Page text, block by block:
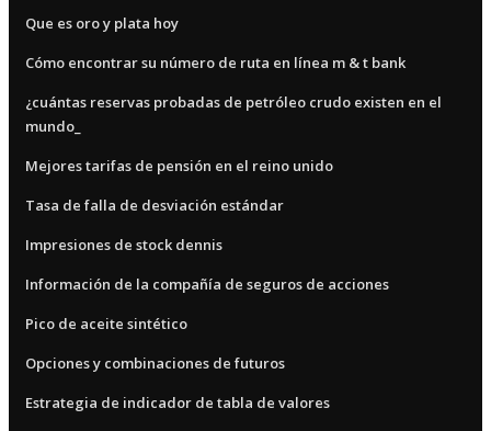
Que es oro y plata hoy
Cómo encontrar su número de ruta en línea m & t bank
¿cuántas reservas probadas de petróleo crudo existen en el
mundo_
Mejores tarifas de pensión en el reino unido
Tasa de falla de desviación estándar
Impresiones de stock dennis
Información de la compañía de seguros de acciones
Pico de aceite sintético
Opciones y combinaciones de futuros
Estrategia de indicador de tabla de valores